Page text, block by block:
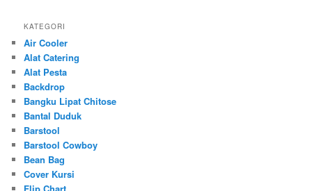
KATEGORI
Air Cooler
Alat Catering
Alat Pesta
Backdrop
Bangku Lipat Chitose
Bantal Duduk
Barstool
Barstool Cowboy
Bean Bag
Cover Kursi